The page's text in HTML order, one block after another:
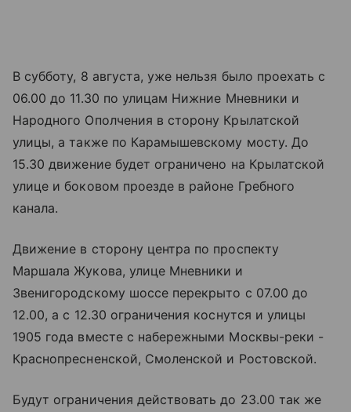
В субботу, 8 августа, уже нельзя было проехать с
06.00 до 11.30 по улицам Нижние Мневники и
Народного Ополчения в сторону Крылатской
улицы, а также по Карамышевскому мосту. До
15.30 движение будет ограничено на Крылатской
улице и боковом проезде в районе Гребного
канала.
Движение в сторону центра по проспекту
Маршала Жукова, улице Мневники и
Звенигородскому шоссе перекрыто с 07.00 до
12.00, а с 12.30 ограничения коснутся и улицы
1905 года вместе с набережными Москвы-реки -
Краснопресненской, Смоленской и Ростовской.
Будут ограничения действовать до 23.00 так же